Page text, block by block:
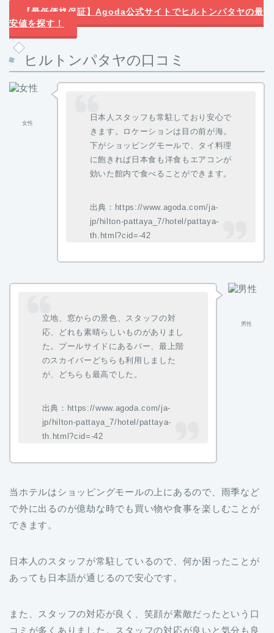
【最低価格保証】Agoda公式サイトでヒルトンパタヤの最
安値を探す！
ヒルトンパタヤの口コミ
女性
日本人スタッフも常駐しており安心で
きます。ロケーションは目の前が海。
下がショッピングモールで、タイ料理
に飽きれば日本食も洋食もエアコンが
効いた館内で食べることができます。
出典：https://www.agoda.com/ja-
jp/hilton-pattaya_7/hotel/pattaya-
th.html?cid=-42
男性
立地、窓からの景色、スタッフの対
応、どれも素晴らしいものがありまし
た。プールサイドにあるバー、最上階
のスカイバーどちらも利用しました
が、どちらも最高でした。
出典：https://www.agoda.com/ja-
jp/hilton-pattaya_7/hotel/pattaya-
th.html?cid=-42
当ホテルはショッピングモールの上にあるので、雨季など
で外に出るのが億劫な時でも買い物や食事を楽しむことが
できます。
日本人のスタッフが常駐しているので、何か困ったことが
あっても日本語が通じるので安心です。
また、スタッフの対応が良く、笑顔が素敵だったという口
コミが多くありました。スタッフの対応が良いと気分も良